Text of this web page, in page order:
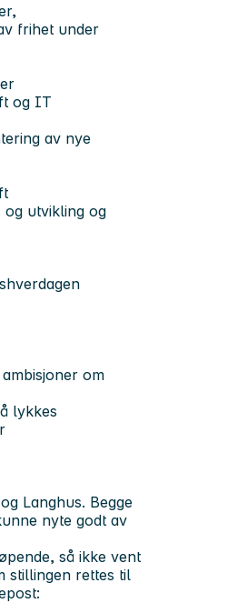
frihet under
og IT
av nye
utvikling og
om
lykkes
Langhus. Begge
nyte godt av
så ikke vent
stillingen rettes til